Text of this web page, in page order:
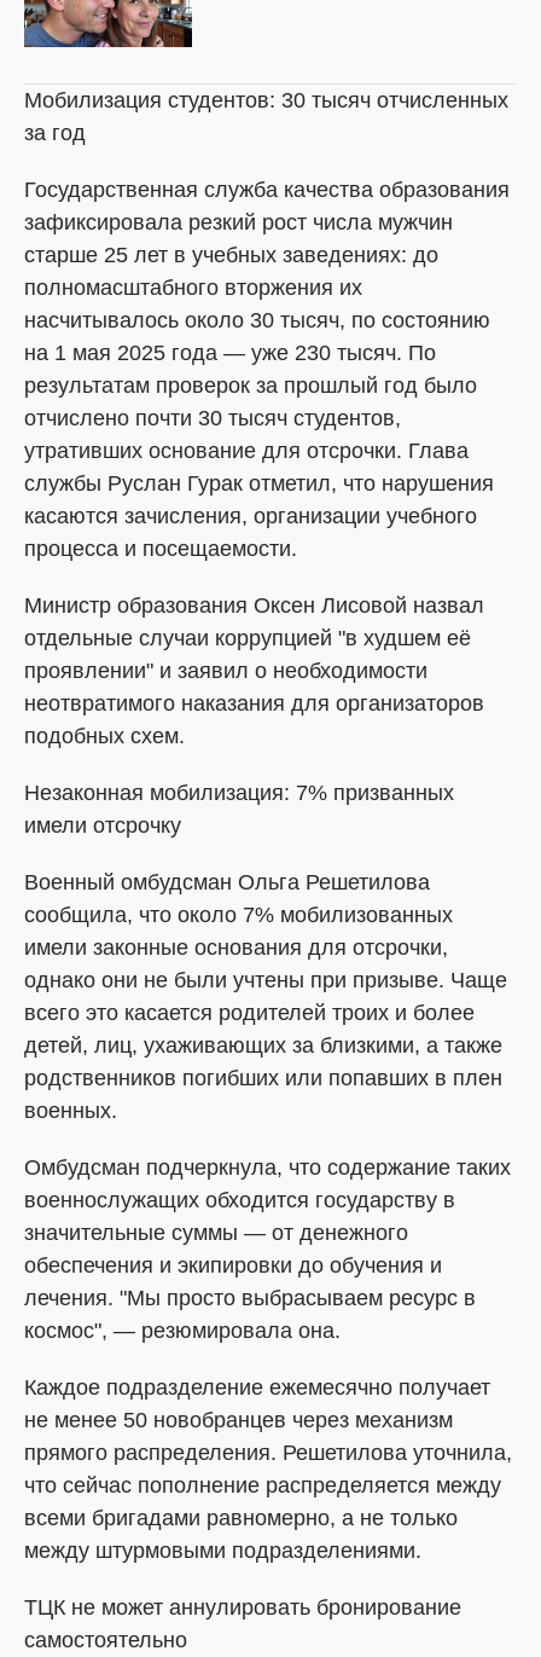
Мобилизация студентов: 30 тысяч отчисленных
за год
Государственная служба качества образования
зафиксировала резкий рост числа мужчин
старше 25 лет в учебных заведениях: до
полномасштабного вторжения их
насчитывалось около 30 тысяч, по состоянию
на 1 мая 2025 года — уже 230 тысяч. По
результатам проверок за прошлый год было
отчислено почти 30 тысяч студентов,
утративших основание для отсрочки. Глава
службы Руслан Гурак отметил, что нарушения
касаются зачисления, организации учебного
процесса и посещаемости.
Министр образования Оксен Лисовой назвал
отдельные случаи коррупцией "в худшем её
проявлении" и заявил о необходимости
неотвратимого наказания для организаторов
подобных схем.
Незаконная мобилизация: 7% призванных
имели отсрочку
Военный омбудсман Ольга Решетилова
сообщила, что около 7% мобилизованных
имели законные основания для отсрочки,
однако они не были учтены при призыве. Чаще
всего это касается родителей троих и более
детей, лиц, ухаживающих за близкими, а также
родственников погибших или попавших в плен
военных.
Омбудсман подчеркнула, что содержание таких
военнослужащих обходится государству в
значительные суммы — от денежного
обеспечения и экипировки до обучения и
лечения. "Мы просто выбрасываем ресурс в
космос", — резюмировала она.
Каждое подразделение ежемесячно получает
не менее 50 новобранцев через механизм
прямого распределения. Решетилова уточнила,
что сейчас пополнение распределяется между
всеми бригадами равномерно, а не только
между штурмовыми подразделениями.
ТЦК не может аннулировать бронирование
самостоятельно